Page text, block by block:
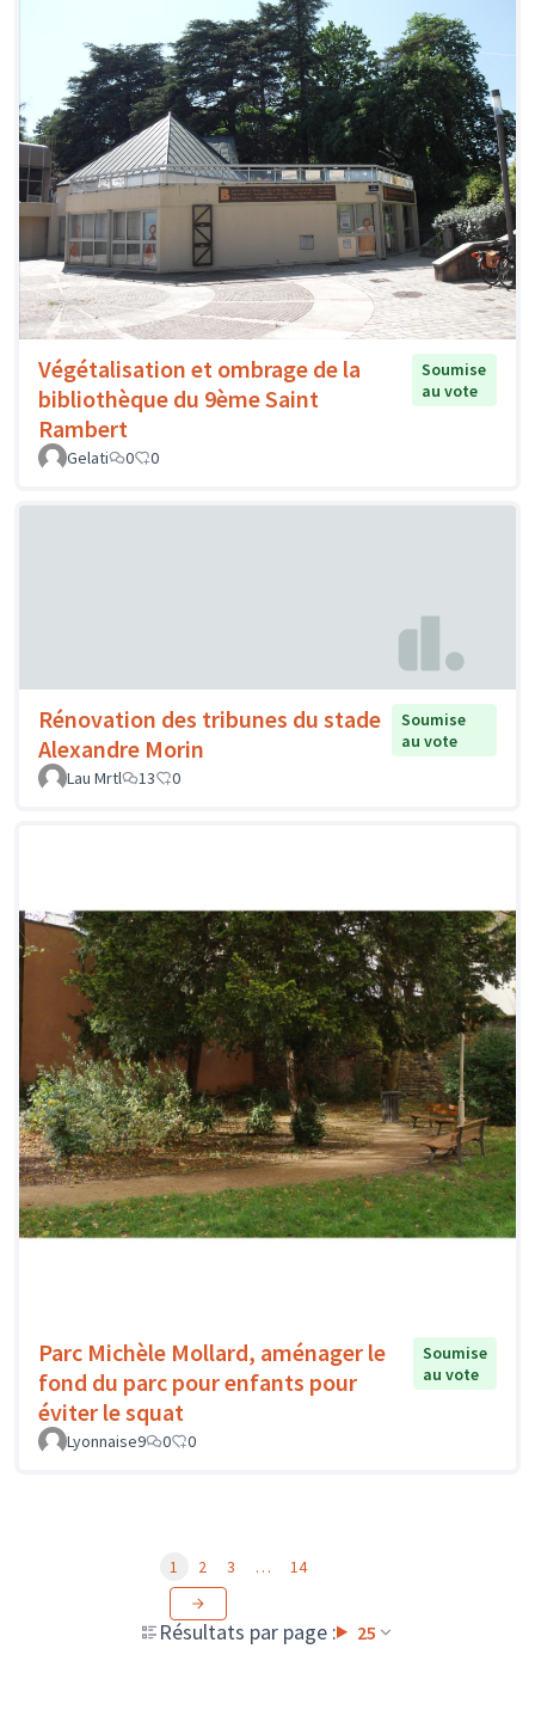
Végétalisation et ombrage de la
bibliothèque du 9ème Saint
Rambert
Soumise
au vote
Gelati 0 0
Rénovation des tribunes du stade
Alexandre Morin
Soumise
au vote
Lau Mrtl
13 0
Parc Michèle Mollard, aménager le
fond du parc pour enfants pour
éviter le squat
Soumise
au vote
Lyonnaise9 0 0
Résultats par page : 25
1 2 3 … 14